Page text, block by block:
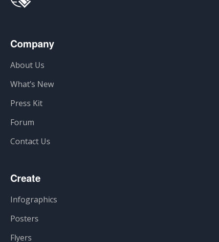
Company
About Us
What’s New
Press Kit
Forum
Contact Us
Create
Infographics
Posters
Flyers